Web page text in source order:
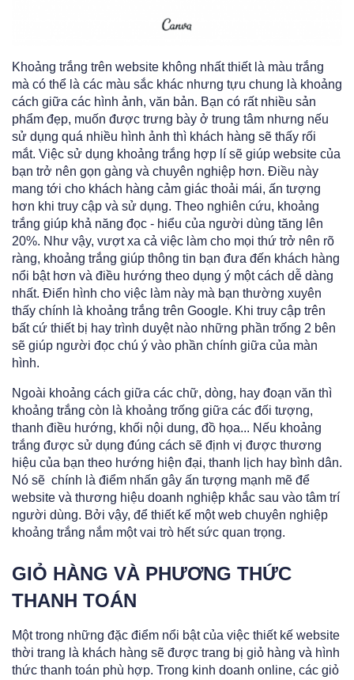
Khoảng trắng trên website không nhất thiết là màu trắng
mà có thể là các màu sắc khác nhưng tựu chung là khoảng
cách giữa các hình ảnh, văn bản. Bạn có rất nhiều sản
phẩm đẹp, muốn được trưng bày ở trung tâm nhưng nếu
sử dụng quá nhiều hình ảnh thì khách hàng sẽ thấy rối
mắt. Việc sử dụng khoảng trắng hợp lí sẽ giúp website của
bạn trở nên gọn gàng và chuyên nghiệp hơn. Điều này
mang tới cho khách hàng cảm giác thoải mái, ấn tượng
hơn khi truy cập và sử dụng. Theo nghiên cứu, khoảng
trắng giúp khả năng đọc - hiểu của người dùng tăng lên
20%. Như vậy, vượt xa cả việc làm cho mọi thứ trở nên rõ
ràng, khoảng trắng giúp thông tin bạn đưa đến khách hàng
nổi bật hơn và điều hướng theo dụng ý một cách dễ dàng
nhất. Điển hình cho việc làm này mà bạn thường xuyên
thấy chính là khoảng trắng trên Google. Khi truy cập trên
bất cứ thiết bị hay trình duyệt nào những phần trống 2 bên
sẽ giúp người đọc chú ý vào phần chính giữa của màn
hình.
Ngoài khoảng cách giữa các chữ, dòng, hay đoạn văn thì
khoảng trắng còn là khoảng trống giữa các đối tượng,
thanh điều hướng, khối nội dung, đồ họa... Nếu khoảng
trắng được sử dụng đúng cách sẽ định vị được thương
hiệu của bạn theo hướng hiện đại, thanh lịch hay bình dân.
Nó sẽ chính là điểm nhấn gây ấn tượng mạnh mẽ để
website và thương hiệu doanh nghiệp khắc sau vào tâm trí
người dùng. Bởi vậy, để thiết kế một web chuyên nghiệp
khoảng trắng nắm một vai trò hết sức quan trọng.
GIỎ HÀNG VÀ PHƯƠNG THỨC
THANH TOÁN
Một trong những đặc điểm nổi bật của việc thiết kế website
thời trang là khách hàng sẽ được trang bị giỏ hàng và hình
thức thanh toán phù hợp. Trong kinh doanh online, các giỏ